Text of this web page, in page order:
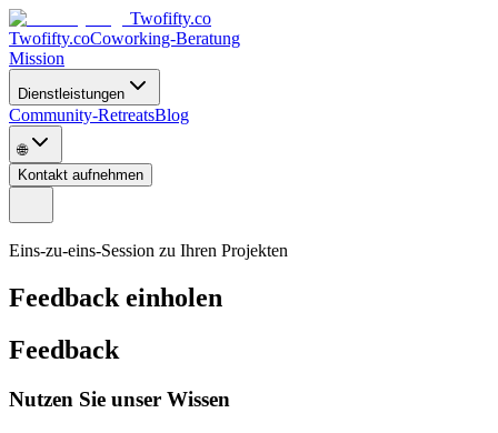
Twofifty.co
Twofifty.coCoworking-Beratung
Mission
Dienstleistungen
Community-RetreatsBlog
🌐
Kontakt aufnehmen
Eins-zu-eins-Session zu Ihren Projekten
Feedback einholen
Feedback
Nutzen Sie unser Wissen